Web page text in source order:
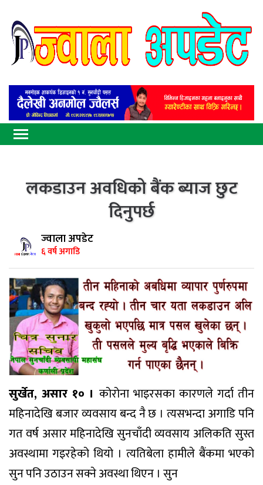
लकडाउन अवधिको बैंक ब्याज छुट
दिनुपर्छ
ज्वाला अपडेट
६ वर्ष अगाडि
सुर्खेत, असार १० । कोरोना भाइरसका कारणले गर्दा तीन
महिनादेखि बजार व्यवसाय बन्द नै छ । त्यसभन्दा अगाडि पनि
गत वर्ष असार महिनादेखि सुनचाँदी व्यवसाय अलिकति सुस्त
अवस्थामा गइरहेको थियो । त्यतिबेला हामीले बैंकमा भएको
सुन पनि उठाउन सक्ने अवस्था थिएन । सुन